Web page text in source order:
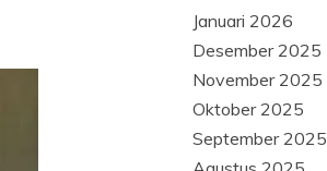
Januari 2026
Desember 2025
November 2025
Oktober 2025
September 2025